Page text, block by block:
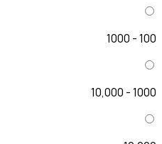
100 - 1000
1000 - 10,000